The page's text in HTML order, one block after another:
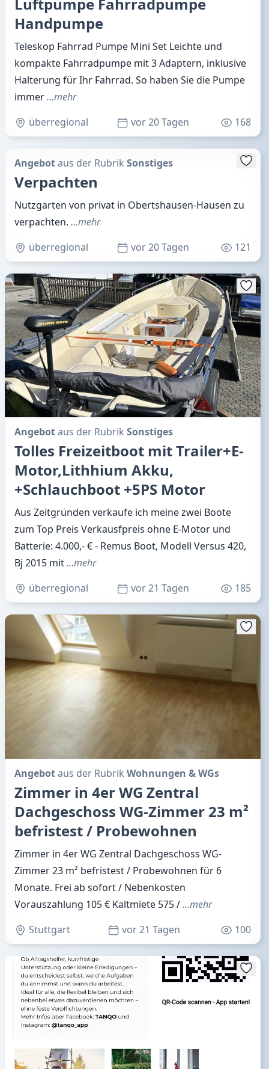
Handpumpe
Teleskop Fahrrad Pumpe Mini Set Leichte und
kompakte Fahrradpumpe mit 3 Adaptern, inklusive
Halterung für Ihr Fahrrad. So haben Sie die Pumpe
immer…mehr
überregional
vor 20 Tagen 168
Angebotaus der Rubrik Sonstiges
Verpachten
Nutzgarten von privat in Obertshausen-Hausen zu
verpachten. …mehr
überregional
vor 20 Tagen 121
Angebotaus der Rubrik Sonstiges
Tolles Freizeitboot mit Trailer+E-
Motor,Lithhium Akku,
+Schlauchboot +5PS Motor
Aus Zeitgründen verkaufe ich meine zwei Boote
zum Top Preis Verkausfpreis ohne E-Motor und
Batterie: 4.000,- € - Remus Boot, Modell Versus 420,
Bj 2015 mit…mehr
überregional
vor 21 Tagen 185
Angebotaus der Rubrik Wohnungen & WGs
Zimmer in 4er WG Zentral
Dachgeschoss WG-Zimmer 23 m²
befristest / Probewohnen
Zimmer in 4er WG Zentral Dachgeschoss WG-
Zimmer 23 m² befristest / Probewohnen für 6
Monate. Frei ab sofort / Nebenkosten
Vorauszahlung 105 € Kaltmiete 575 /…mehr
Stuttgart
vor 21 Tagen 100